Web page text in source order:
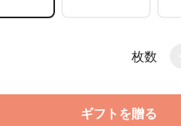
枚数
ギフトを贈る